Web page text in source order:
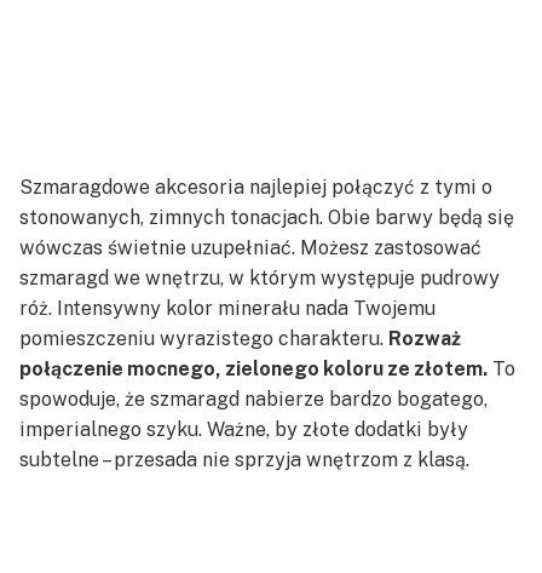
Szmaragdowe akcesoria najlepiej połączyć z tymi o
stonowanych, zimnych tonacjach. Obie barwy będą się
wówczas świetnie uzupełniać. Możesz zastosować
szmaragd we wnętrzu, w którym występuje pudrowy
róż. Intensywny kolor minerału nada Twojemu
pomieszczeniu wyrazistego charakteru. Rozważ
połączenie mocnego, zielonego koloru ze złotem. To
spowoduje, że szmaragd nabierze bardzo bogatego,
imperialnego szyku. Ważne, by złote dodatki były
subtelne – przesada nie sprzyja wnętrzom z klasą.